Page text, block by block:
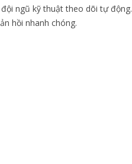
ngũ kỹ thuật theo dõi tự động.
hồi nhanh chóng.